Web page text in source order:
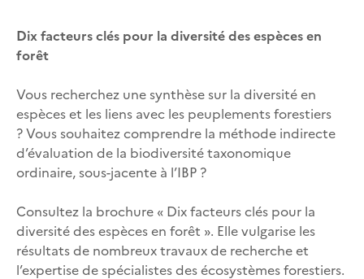
Dix facteurs clés pour la diversité des espèces en
forêt
Vous recherchez une synthèse sur la diversité en
espèces et les liens avec les peuplements forestiers
? Vous souhaitez comprendre la méthode indirecte
d’évaluation de la biodiversité taxonomique
ordinaire, sous-jacente à l’IBP ?
Consultez la brochure « Dix facteurs clés pour la
diversité des espèces en forêt ». Elle vulgarise les
résultats de nombreux travaux de recherche et
l’expertise de spécialistes des écosystèmes forestiers.